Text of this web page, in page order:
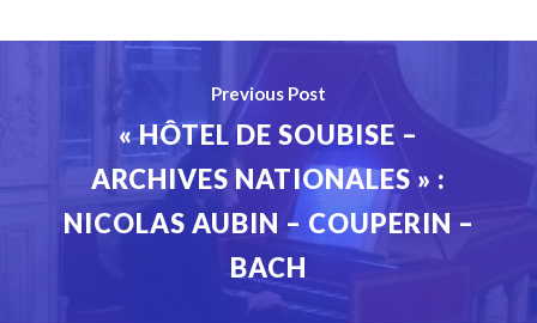
Previous Post
« HÔTEL DE SOUBISE –
ARCHIVES NATIONALES » :
NICOLAS AUBIN – COUPERIN –
BACH